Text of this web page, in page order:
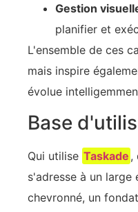
Gestion
planifier et
L'ensemble de ces
mais inspire
évolue
Base
Qui utilise Taskade ,
s'adresse à un
chevronné, un